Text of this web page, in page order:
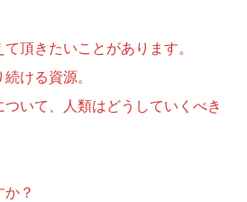
頂きたいことがあります。
ける資源。
いて、人類はどうしていくべき
？